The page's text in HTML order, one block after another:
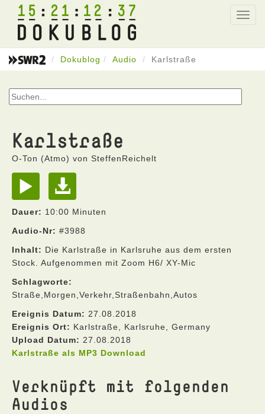
15 21 12 37
Dokublog Audio Karlstraße
Karlstraße
O-Ton (Atmo) von SteffenReichelt
Dauer: 10:00 Minuten
Audio-Nr: #3988
Inhalt: Die Karlstraße in Karlsruhe aus dem ersten
Stock. Aufgenommen mit Zoom H6/ XY-Mic
Schlagworte:
Straße,Morgen,Verkehr,Straßenbahn,Autos
Ereignis Datum: 27.08.2018
Ereignis Ort: Karlstraße, Karlsruhe, Germany
Upload Datum: 27.08.2018
Karlstraße als MP3 Download
Verknüpft mit folgenden
Audios